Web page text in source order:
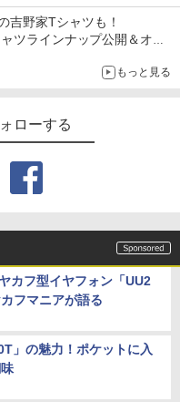
絶景版」が67%オフで990円
吉野家Tシャツも！
ツラインナップ公開＆オン
もっと見る
ローする
カフ型イヤフォン「UU2
フマニアが語る
」の魅力！ポケットに入